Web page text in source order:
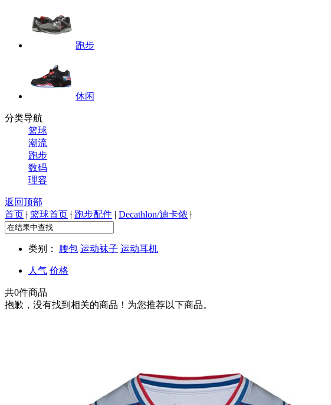
跑步
休闲
分类导航
篮球
潮流
跑步
数码
理容
返回顶部
首页 | 篮球首页 | 跑步配件 | Decathlon/迪卡侬 |
类别： 腰包 运动袜子 运动耳机
人气 价格
共0件商品
抱歉，没有找到相关的商品！为您推荐以下商品。